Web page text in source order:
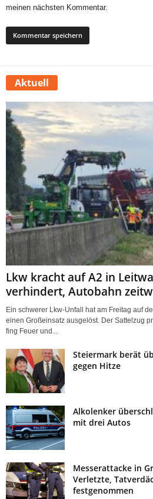
meinen nächsten Kommentar.
Aktuell
Lkw kracht auf A2 in
verhindert, Autobahn
Ein schwerer Lkw-Unfall hat am Freitag auf
einen Großeinsatz ausgelöst. Der Sattelzug
fing Feuer und...
Steiermark berät
gegen Hitze
Alkolenker
mit drei Autos
Messerattacke in
Verletzte,
festgenommen